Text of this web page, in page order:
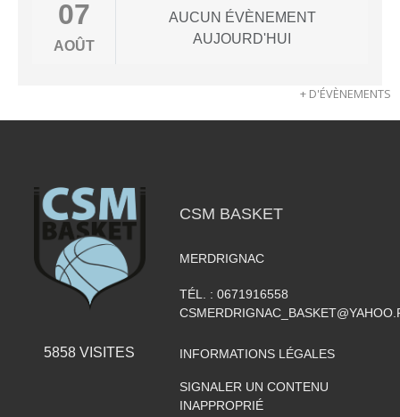
07
AOÛT
AUCUN ÉVÈNEMENT
AUJOURD'HUI
+ D'ÉVÈNEMENTS
5858 VISITES
CSM BASKET
MERDRIGNAC
TÉL. : 0671916558
INFORMATIONS LÉGALES
SIGNALER UN CONTENU
INAPPROPRIÉ